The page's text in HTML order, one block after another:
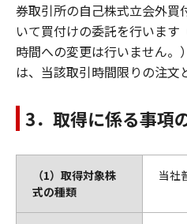
券取引所の自己株式立会外
いて買付けの委託を行います
時間への変更は行いません。
は、当該取引時間限りの注文
3．取得に係る事項
（1）取得対象株
式の種類
当社